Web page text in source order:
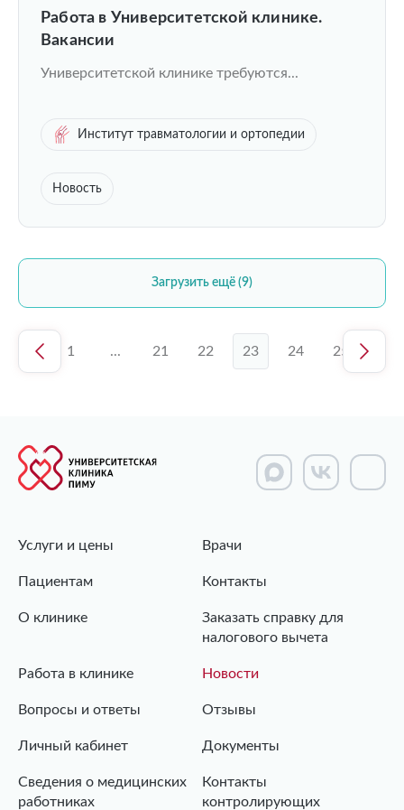
Работа в Университетской клинике.
Вакансии
Университетской клинике требуются...
Институт травматологии и ортопедии
Новость
Загрузить ещё (9)
1 ... 21 22 23 24 25
Услуги и цены Врачи
Пациентам Контакты
О клинике
Заказать справку для
налогового вычета
Работа в клинике Новости
Вопросы и ответы Отзывы
Личный кабинет Документы
Сведения о медицинских
работниках
Контакты
контролирующих